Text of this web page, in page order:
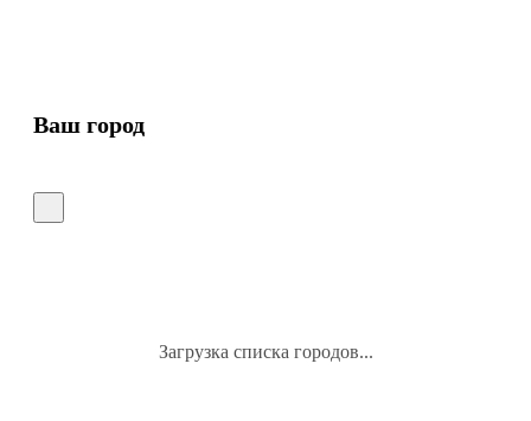
Ваш город
Загрузка списка городов...